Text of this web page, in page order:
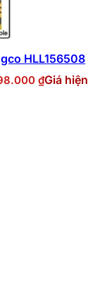
HLL156508
₫Giá hiện